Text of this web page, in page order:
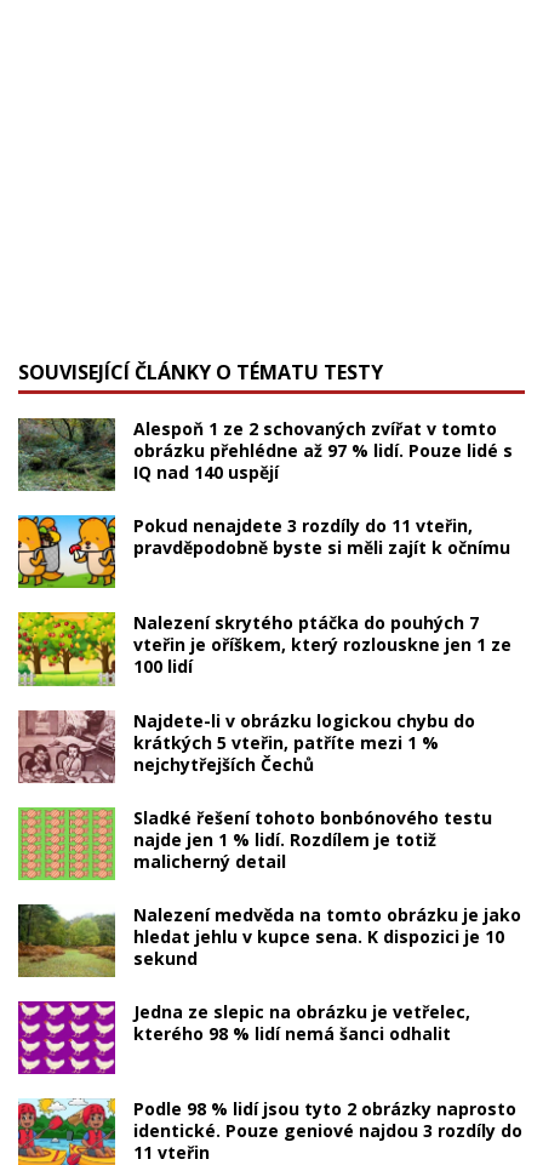
SOUVISEJÍCÍ ČLÁNKY O TÉMATU TESTY
Alespoň 1 ze 2 schovaných zvířat v tomto
obrázku přehlédne až 97 % lidí. Pouze lidé s
IQ nad 140 uspějí
Pokud nenajdete 3 rozdíly do 11 vteřin,
pravděpodobně byste si měli zajít k očnímu
Nalezení skrytého ptáčka do pouhých 7
vteřin je oříškem, který rozlouskne jen 1 ze
100 lidí
Najdete-li v obrázku logickou chybu do
krátkých 5 vteřin, patříte mezi 1 %
nejchytřejších Čechů
Sladké řešení tohoto bonbónového testu
najde jen 1 % lidí. Rozdílem je totiž
malicherný detail
Nalezení medvěda na tomto obrázku je jako
hledat jehlu v kupce sena. K dispozici je 10
sekund
Jedna ze slepic na obrázku je vetřelec,
kterého 98 % lidí nemá šanci odhalit
Podle 98 % lidí jsou tyto 2 obrázky naprosto
identické. Pouze geniové najdou 3 rozdíly do
11 vteřin